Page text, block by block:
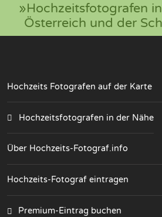
»Hochzeitsfotografen
Österreich und der
Hochzeits Fotografen auf der Karte
Hochzeitsfotografen in der Nähe
Über Hochzeits-Fotograf.info
Hochzeits-Fotograf eintragen
Premium-Eintrag buchen